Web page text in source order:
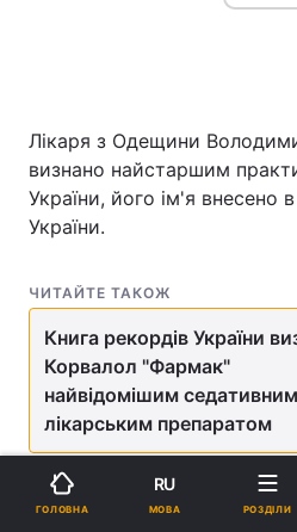
Лікаря з Одещини
визнано найстаршим
України, його ім'я внесено
України.
ЧИТАЙТЕ ТАКОЖ
Книга рекордів України
Корвалол "Фармак"
найвідомішим седативним
лікарським препаратом
Як повідомив УНІАН
проекту «Книга рекордів
ГОЛОВНА
RU
МОВА РОЗДІЛИ